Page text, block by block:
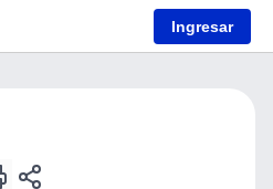
Ingresar